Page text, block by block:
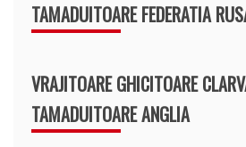
TAMADUITOARE FEDERATIA
VRAJITOARE GHICITOARE
TAMADUITOARE ANGLIA